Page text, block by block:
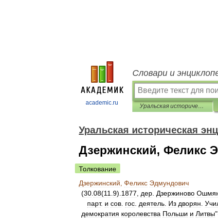
academic.ru
Словари и
Уральская историческая энциклопедия
Уральская историческая
Дзержинский, Феликс
Толкование
Дзержинский Феликс Эдмундович
(30 08(11 9). 1877 дер Дзержиново
парт. и сов гос деятель Из дворян
демократия королевства Польши и Литвы